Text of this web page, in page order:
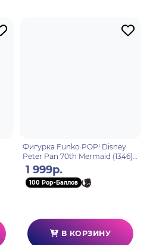
Фигурка Funko POP! Disney
Peter Pan 70th Mermaid (1346)
70696
1 999р.
100 Pop-Баллов
В КОРЗИНУ